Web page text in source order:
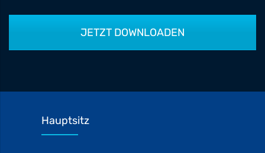
JETZT DOWNLOADEN
Hauptsitz